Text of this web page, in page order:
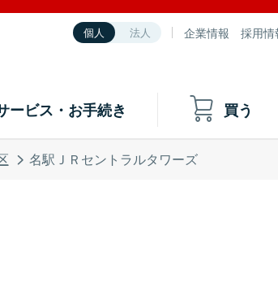
個人 法人 企業情報 採用情
ービス・お手続き 買う
名駅ＪＲセントラルタワーズ